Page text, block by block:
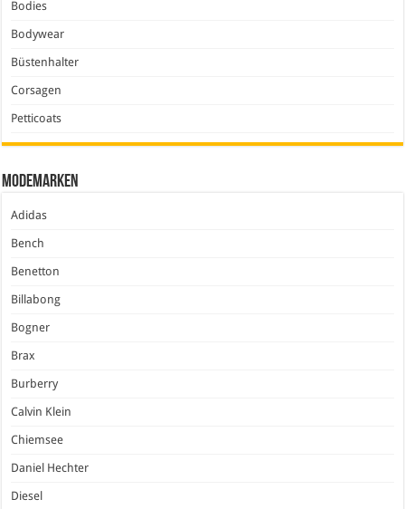
Bodies
Bodywear
Büstenhalter
Corsagen
Petticoats
Modemarken
Adidas
Bench
Benetton
Billabong
Bogner
Brax
Burberry
Calvin Klein
Chiemsee
Daniel Hechter
Diesel